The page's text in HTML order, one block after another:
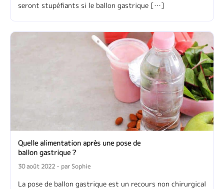
seront stupéfiants si le ballon gastrique […]
Quelle alimentation après une pose de
ballon gastrique ?
30 août 2022 - par Sophie
La pose de ballon gastrique est un recours non chirurgical